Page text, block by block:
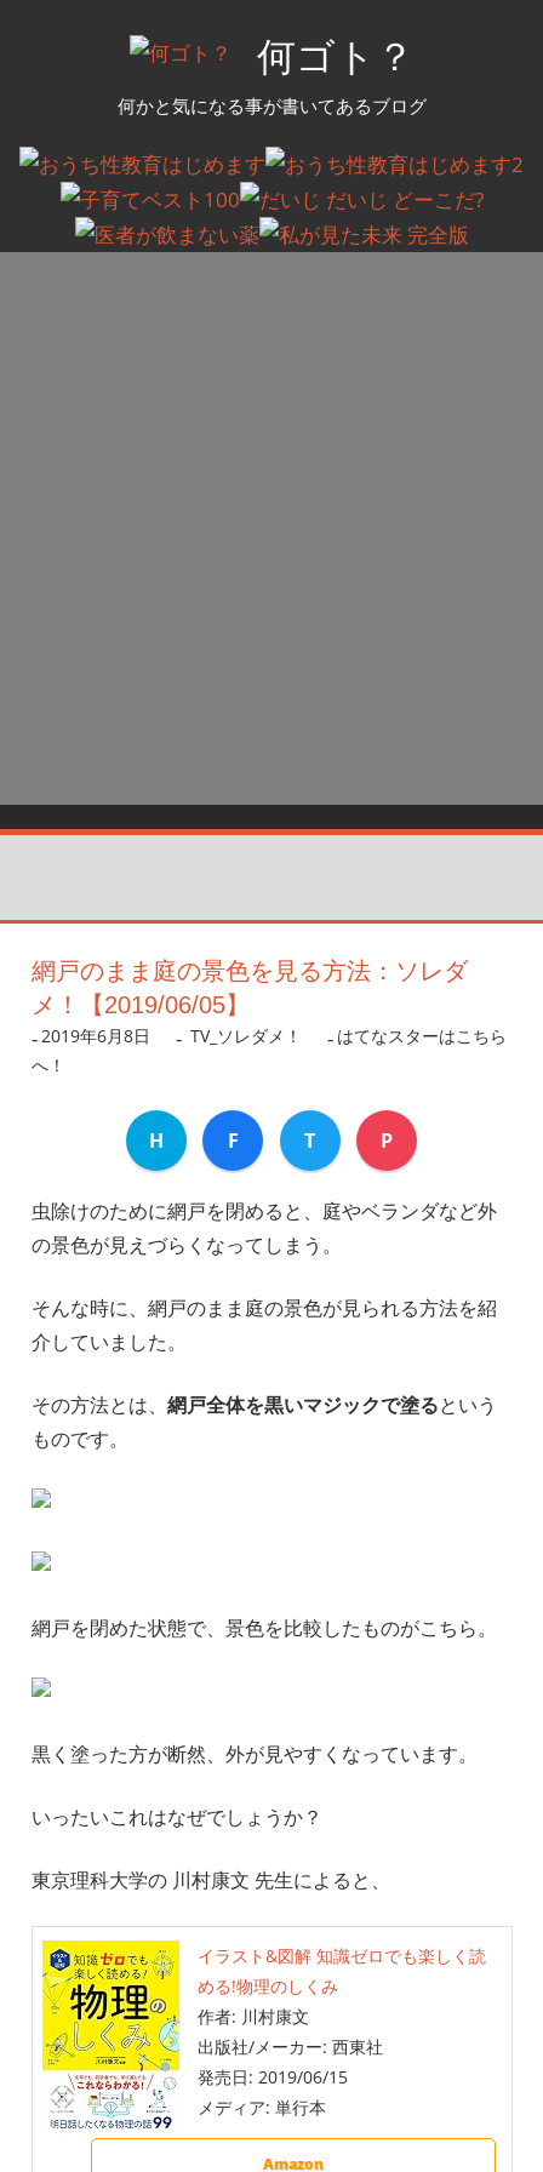
ツ
何ゴト？
何かと気になる事が書いてあるブログ
網戸のまま庭の景色を見る方法：ソレダ
メ！【2019/06/05】
2019年6月8日 nanigoto
TV_ソレダメ！
はてなスターはこちら
へ！
H F T P
虫除けのために網戸を閉めると、庭やベランダなど外
の景色が見えづらくなってしまう。
そんな時に、網戸のまま庭の景色が見られる方法を紹
介していました。
その方法とは、 網戸全体を黒いマジックで塗るという
ものです。
網戸を閉めた状態で、景色を比較したものがこちら。
黒く塗った方が断然、外が見やすくなっています。
いったいこれはなぜでしょうか？
東京理科大学の 川村康文 先生によると、
イラスト&図解 知識ゼロでも楽しく読
める!物理のしくみ
作者: 川村康文
出版社/メーカー: 西東社
発売日: 2019/06/15
メディア: 単行本
Amazon